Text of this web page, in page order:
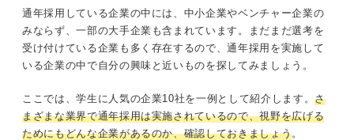
通年採用している企業の中には、中小企業やベンチャー企業の
みならず、一部の大手企業も含まれています。まだまだ選考を
受け付けている企業も多く存在するので、通年採用を実施して
いる企業の中で自分の興味と近いものを探してみましょう。
ここでは、学生に人気の企業10社を一例として紹介します。さ
まざまな業界で通年採用は実施されているので、視野を広げる
ためにもどんな企業があるのか、確認しておきましょう。